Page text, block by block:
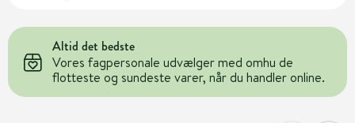
Altid det bedste
Vores fagpersonale udvælger med omhu de
flotteste og sundeste varer, når du handler online.